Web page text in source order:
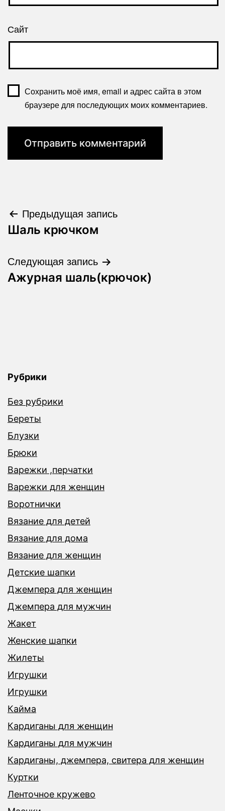
Сайт
Сохранить моё имя, email и адрес сайта в этом
браузере для последующих моих комментариев.
Навигация
по
записям
Предыдущая запись
Шаль крючком
Следующая запись
Ажурная шаль(крючок)
Рубрики
Без рубрики
Береты
Блузки
Брюки
Варежки ,перчатки
Варежки для женщин
Воротнички
Вязание для детей
Вязание для дома
Вязание для женщин
Детские шапки
Джемпера для женщин
Джемпера для мужчин
Жакет
Женские шапки
Жилеты
Игрушки
Игрушки
Кайма
Кардиганы для женщин
Кардиганы для мужчин
Кардиганы, джемпера, свитера для женщин
Куртки
Ленточное кружево